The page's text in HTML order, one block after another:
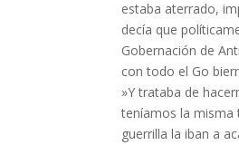
estaba aterrado,
decía que
Gobernación de
con todo el Go­
»Y trataba de
teníamos la misma
guerrilla la iban a